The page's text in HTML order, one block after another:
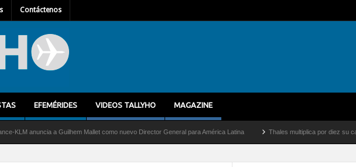
Contáctenos
EFEMÉRIDES VIDEOS TALLYHO MAGAZINE
a Guilhem Mallet como nuevo Director General para América Latina Thales multiplica por diez su capacidad